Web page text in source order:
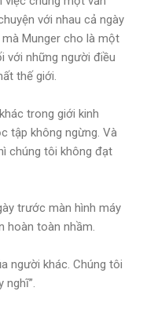
với nhau cả ngày
Munger cho là một
với những người điều
thế giới.
trong giới kinh
tập không ngừng. Và
chúng tôi không đạt
trước màn hình máy
hoàn toàn nhầm.
người khác. Chúng tôi
nghĩ”.